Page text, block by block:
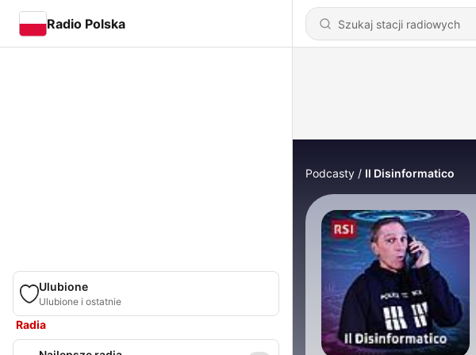
Radio Polska
Ulubione
Ulubione i ostatnie
Radia
Podcasty Il Disinformatico